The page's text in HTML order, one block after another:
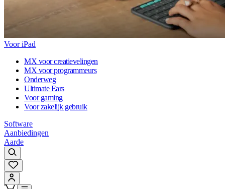
Voor iPad
MX voor creatievelingen
MX voor programmeurs
Onderweg
Ultimate Ears
Voor gaming
Voor zakelijk gebruik
Software
Aanbiedingen
Aarde